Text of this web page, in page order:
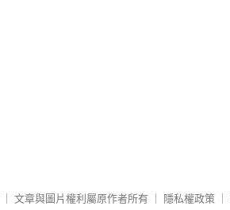
文章與圖片權利屬原作者所有 隱私權政策